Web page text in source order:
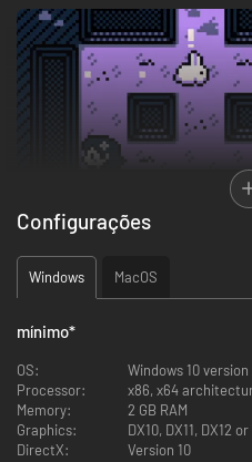
Os coelhinhos fogem quando
deixar esses coelhos levarem a
Cada nível foi criado
surpreendentes maneiras para
Configurações
Windows MacOS
mínimo*
OS:
Windows 10
Processor:
x86, x64
Memory:
2 GB RAM
Graphics:
DX10, DX11, DX12
DirectX:
Version 10